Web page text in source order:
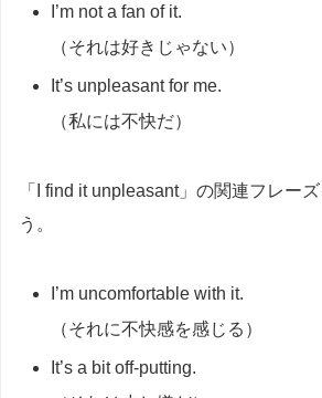
I’m not a fan of it.
（それは好きじゃない）
It’s unpleasant for me.
（私には不快だ）
「I find it unpleasant」の関連フレー
う。
I’m uncomfortable with it.
（それに不快感を感じる）
It’s a bit off-putting.